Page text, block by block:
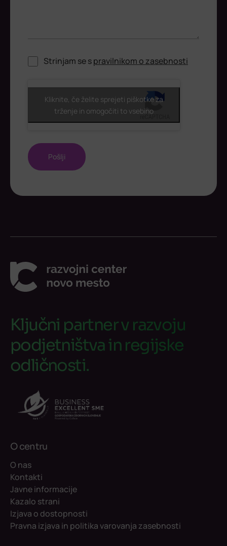
Strinjam se spravilnikom o zasebnosti
ReCaptcha
Kliknite, če želite sprejeti piškotke za
trženje in omogočiti to vsebino
Ključni partner v razvoju
podjetništva in regijske
odličnosti.
O centru
O nas
Kontakti
Javne informacije
Kazalo strani
Izjava o dostopnosti
Pravna izjava in politika varovanja zasebnosti